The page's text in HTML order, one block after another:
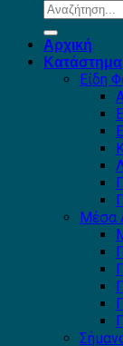
Αναζήτηση
Αρχική
Κατάστημα
Είδη
Μέσα